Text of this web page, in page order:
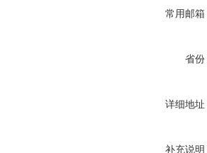
常用邮箱
省份
详细地址
补充说明